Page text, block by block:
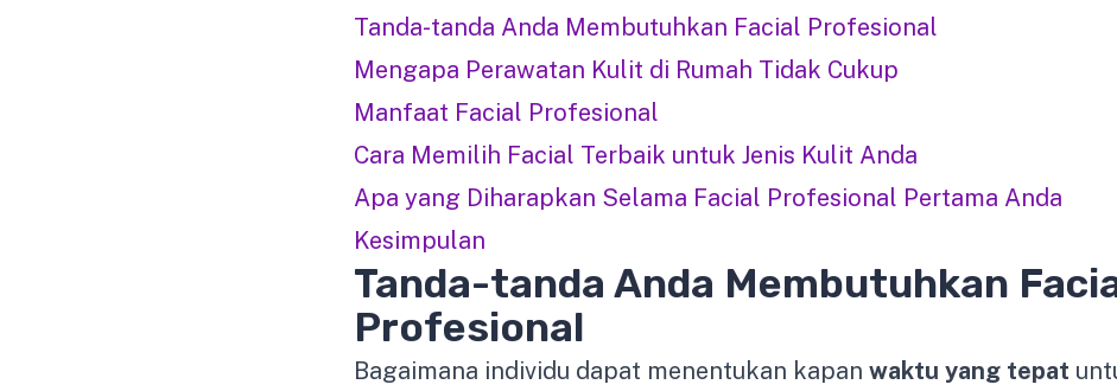
Tanda-tanda Anda Membutuhkan Facial Profesional
Mengapa Perawatan Kulit di Rumah Tidak Cukup
Manfaat Facial Profesional
Cara Memilih Facial Terbaik untuk Jenis Kulit Anda
Apa yang Diharapkan Selama Facial Profesional Pertama Anda
Kesimpulan
Tanda-tanda Anda Membutuhkan
Profesional
Bagaimana individu dapat menentukan kapan waktu yang tepat